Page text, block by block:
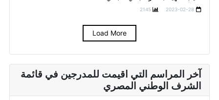
2023-02-28
2145
Load More
آخر المراسم التي اقيمت للمدرجين في قائمة
الشرف الوطني المصري